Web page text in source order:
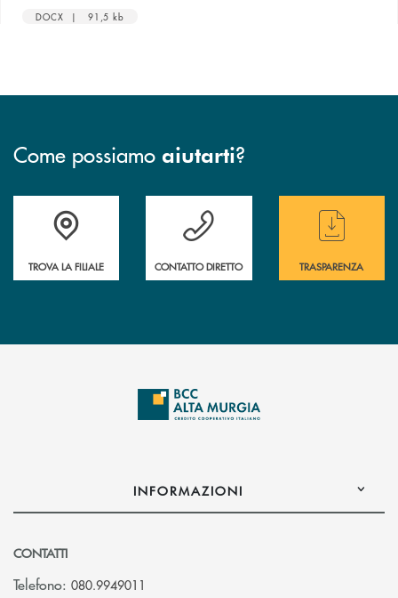
DOCX | 91,5 kb
Come possiamo aiutarti?
Accedi all' elenco completo delle filiali
TROVA LA FILIALE
Hai bisogno di assistenza immediata ?
CONTATTO DIRETTO
Hai bisogno di
TRASPARENZA
INFORMAZIONI
CONTATTI
Telefono: 080.9949011